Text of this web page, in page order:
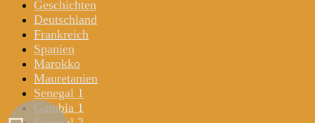
Geschichten
Deutschland
Frankreich
Spanien
Marokko
Mauretanien
Senegal 1
Gambia 1